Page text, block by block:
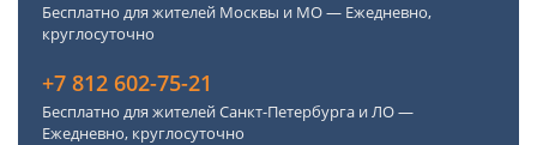
Бесплатно для жителей Москвы и МО — Ежедневно,
круглосуточно
+7 812 602-75-21
Бесплатно для жителей Санкт-Петербурга и ЛО —
Ежедневно, круглосуточно